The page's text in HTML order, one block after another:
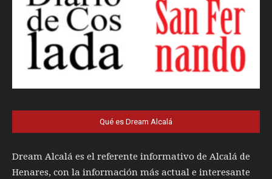
Qué es Dream Alcalá
Dream Alcalá es el referente informativo de Alcalá de
Henares, con la información más actual e interesante